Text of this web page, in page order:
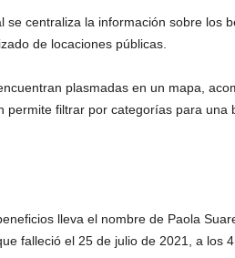
se centraliza la información sobre los
de locaciones públicas.
plasmadas en un mapa,
permite filtrar por categorías para una
lleva el nombre de Paola
falleció el 25 de julio de 2021, a los